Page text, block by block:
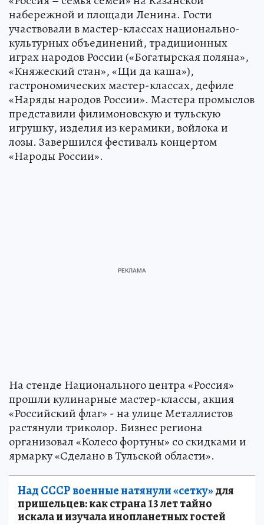
набережной и площади Ленина. Гости
участвовали в мастер-классах национально-
культурных объединений, традиционных
играх народов России («Богатырская поляна»,
«Княжеский стан», «Щи да каша»),
гастрономических мастер-классах, дефиле
«Наряды народов России». Мастера промыслов
представили филимоновскую и тульскую
игрушку, изделия из керамики, войлока и
лозы. Завершился фестиваль концертом
«Народы России».
На стенде Национального центра «Россия»
прошли кулинарные мастер-классы, акция
«Российский флаг» - на улице Металлистов
растянули триколор. Бизнес региона
организовал «Колесо фортуны» со скидками и
ярмарку «Сделано в Тульской области».
Над СССР военные натянули «сетку»для
пришельцев: как страна 13 лет тайно
искала и изучала инопланетных гостей